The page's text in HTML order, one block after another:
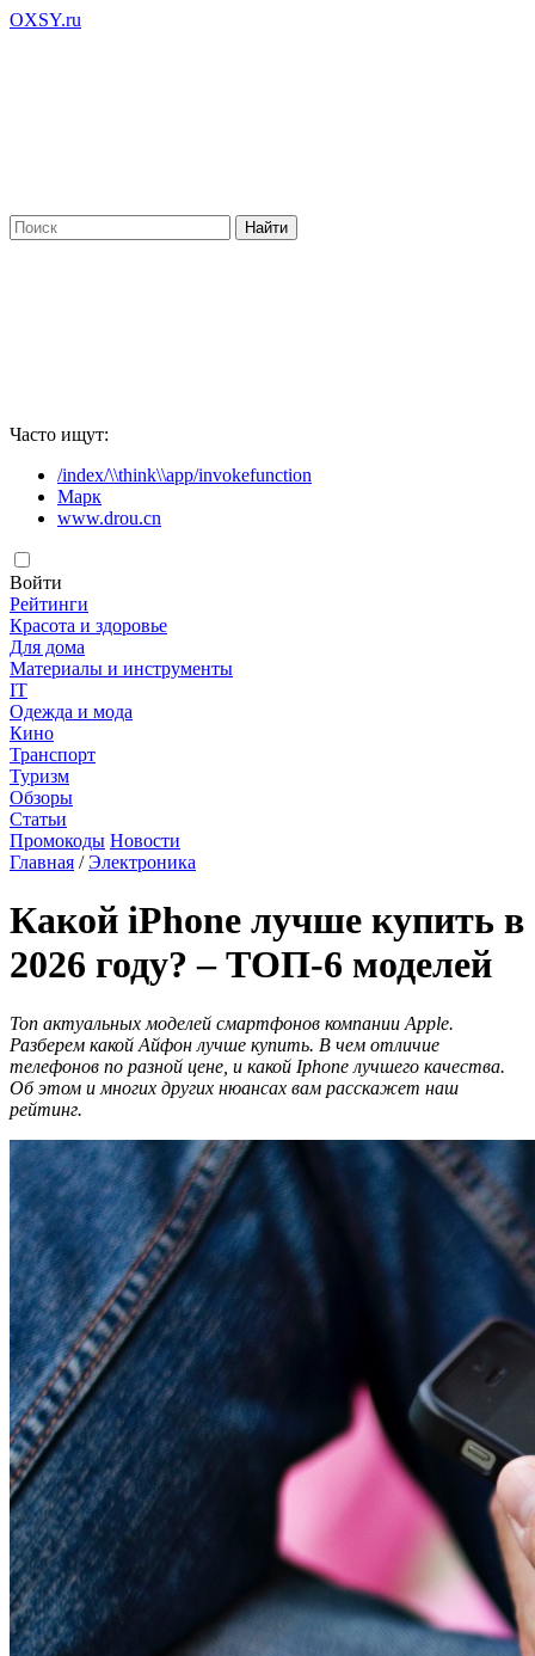
OXSY.ru
Часто ищут:
/index/\\think\\app/invokefunction
Марк
www.drou.cn
Войти
Рейтинги
Красота и здоровье
Для дома
Материалы и инструменты
IT
Одежда и мода
Кино
Транспорт
Туризм
Обзоры
Статьи
Промокоды Новости
Главная /Электроника
Какой iPhone лучше купить в
2026 году? – ТОП-6 моделей
Топ актуальных моделей смартфонов компании Apple.
Разберем какой Айфон лучше купить. В чем отличие
телефонов по разной цене, и какой Iphone лучшего качества.
Об этом и многих других нюансах вам расскажет наш
рейтинг.